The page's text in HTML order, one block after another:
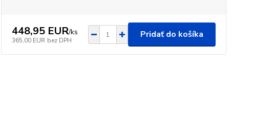
448,95 EUR/ks
365,00 EUR bez DPH
Pridať do košíka